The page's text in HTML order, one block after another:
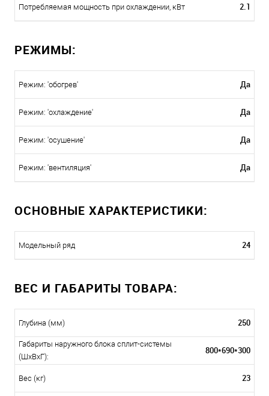
Потребляемая мощность при охлаждении, кВт 2.1
РЕЖИМЫ:
Режим: 'обогрев' Да
Режим: 'охлаждение' Да
Режим: 'осушение' Да
Режим: 'вентиляция' Да
ОСНОВНЫЕ ХАРАКТЕРИСТИКИ:
Модельный ряд 24
ВЕС И ГАБАРИТЫ ТОВАРА:
Глубина (мм) 250
Габариты наружного блока сплит-системы
(ШxВxГ):
800*690*300
Вес (кг) 23